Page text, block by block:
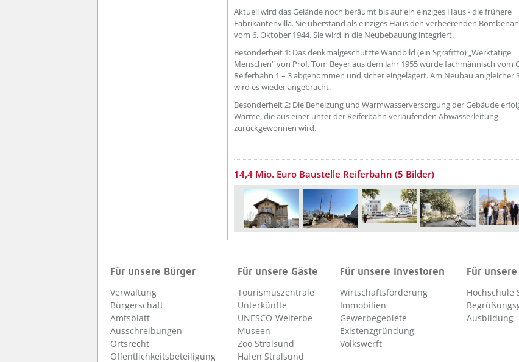
Aktuell wird das Gelände noch beräumt bis auf ein einziges Haus - die frühere
Fabrikantenvilla. Sie überstand als einziges Haus den verheerenden
vom 6. Oktober 1944. Sie wird in die Neubebauung integriert.
Besonderheit 1: Das denkmalgeschützte Wandbild (ein Sgrafitto) „Werktätige
Menschen“ von Prof. Tom Beyer aus dem Jahr 1955 wurde fachmännisch vom
Reiferbahn 1 – 3 abgenommen und sicher eingelagert. Am Neubau an gleicher
wird es wieder angebracht.
Besonderheit 2: Die Beheizung und Warmwasserversorgung der Gebäude
Wärme, die aus einer unter der Reiferbahn verlaufenden Abwasserleitung
zurückgewonnen wird.
14,4 Mio. Euro Baustelle Reiferbahn (5 Bilder)
Für unsere Bürger
Verwaltung
Bürgerschaft
Amtsblatt
Ausschreibungen
Ortsrecht
Öffentlichkeitsbeteiligung
Für unsere Gäste
Tourismuszentrale
Unterkünfte
UNESCO-Welterbe
Museen
Zoo Stralsund
Hafen Stralsund
Für unsere Investoren
Wirtschaftsförderung
Immobilien
Gewerbegebiete
Existenzgründung
Volkswerft
Für
Hochschule
Ausbildung